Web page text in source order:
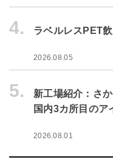
4. ラベルレスPET
2026.08.05
5.
新工場紹介：さ
国内3カ所目のア
2026.08.01